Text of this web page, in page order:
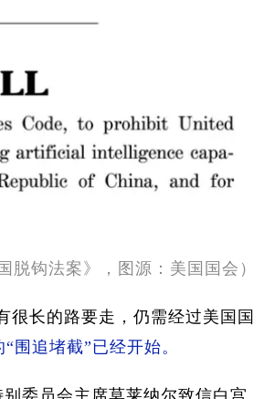
脱钩法案》，图源：美国国会）
很长的路要走，仍需经过美国国
围追堵截”已经开始。